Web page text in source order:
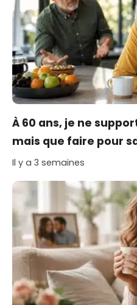
À 60 ans, je ne
mais que faire pour
Il y a 3 semaines